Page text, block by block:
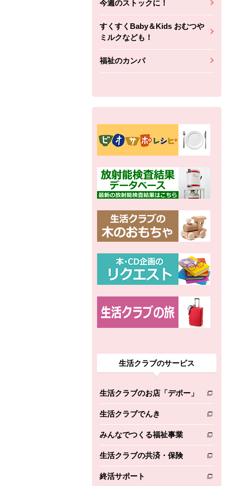
今週のストックに！
すくすくBaby＆Kids おむつや
ミルクなども！
福祉のカンパ
生活クラブのサービス
生活クラブのお店「デポー」
別のウィンドウで開きます。
生活クラブでんき
別のウィンドウで開きます。
みんなでつくる福祉事業
別のウィンドウで開きます。
生活クラブの共済・保険
別のウィンドウで開きます。
終活サポート
別のウィンドウで開きます。